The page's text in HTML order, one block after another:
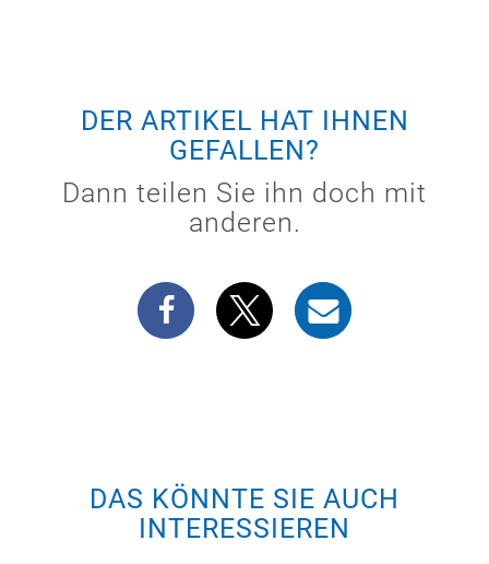
DER ARTIKEL HAT IHNEN
GEFALLEN?
Dann teilen Sie ihn doch mit
anderen.
DAS KÖNNTE SIE AUCH
INTERESSIEREN